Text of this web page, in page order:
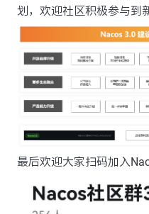
划，欢迎社区积极参与到
最后欢迎大家扫码加入